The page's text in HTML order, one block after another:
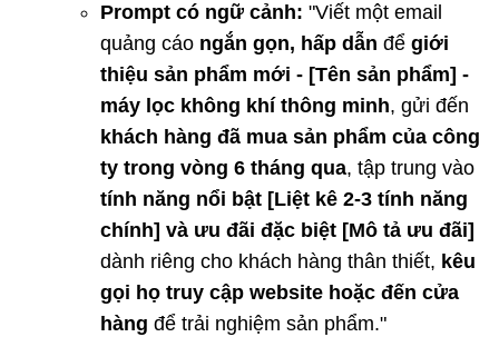
Prompt có ngữ cảnh: "Viết một email
quảng cáo ngắn gọn, hấp dẫn để giới
thiệu sản phẩm mới - [Tên sản phẩm] -
máy lọc không khí thông minh, gửi đến
khách hàng đã mua sản phẩm của công
ty trong vòng 6 tháng qua, tập trung vào
tính năng nổi bật [Liệt kê 2-3 tính năng
chính] và ưu đãi đặc biệt [Mô tả ưu đãi]
dành riêng cho khách hàng thân thiết, kêu
gọi họ truy cập website hoặc đến cửa
hàng để trải nghiệm sản phẩm."